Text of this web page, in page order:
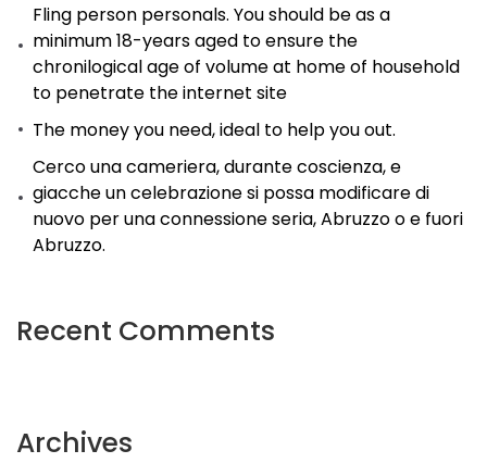
Fling person personals. You should be as a
minimum 18-years aged to ensure the
chronilogical age of volume at home of household
to penetrate the internet site
The money you need, ideal to help you out.
Cerco una cameriera, durante coscienza, e
giacche un celebrazione si possa modificare di
nuovo per una connessione seria, Abruzzo o e fuori
Abruzzo.
Recent Comments
Archives